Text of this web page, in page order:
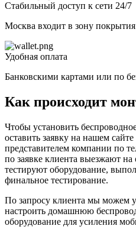
Стабильный доступ к сети 24/7
Москва входит в зону
Удобная оплата
Банковскими картами или по
Как происходит
Чтобы установить
оставить заявку на нашем сайте
представителем компании по
по заявке клиента выезжают
тестируют оборудование,
финальное тестирование.
По запросу клиента мы можем
настроить домашнюю
оборудование для усиления